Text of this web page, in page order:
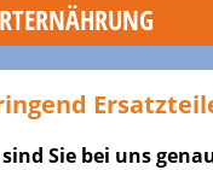
Sie bei uns